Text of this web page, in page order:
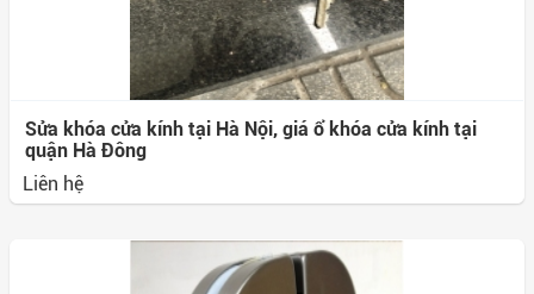
Sửa khóa cửa kính tại Hà Nội, giá ổ khóa cửa kính tại
quận Hà Đông
Liên hệ